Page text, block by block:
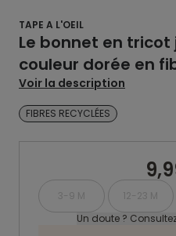
TAPE A L'OEIL
Le bonnet en
couleur dorée en
Voir la description
FIBRES RECYCLÉES
3-9 M
12-23 M
Un doute ?